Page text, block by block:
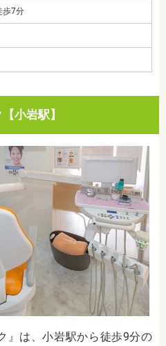
歩7分
小岩駅】
』は、小岩駅から徒歩9分の